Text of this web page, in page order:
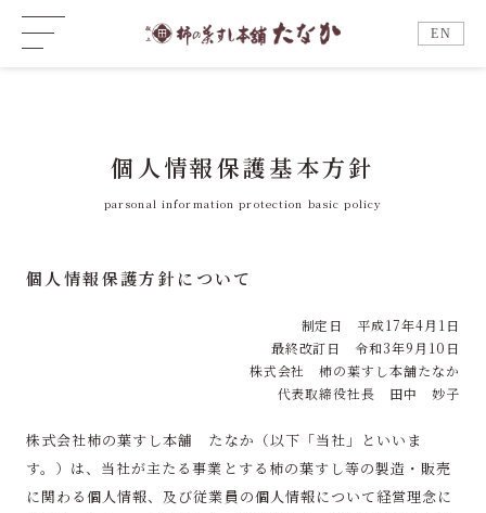
EN
個人情報保護基本方針
parsonal information protection basic policy
個人情報保護方針について
制定日 平成17年4月1日
最終改訂日 令和3年9月10日
株式会社 柿の葉すし本舗たなか
代表取締役社長 田中 妙子
株式会社柿の葉すし本舗 たなか（以下「当社」といいま
す。）は、当社が主たる事業とする柿の葉すし等の製造・販売
に関わる個人情報、及び従業員の個人情報について経営理念に